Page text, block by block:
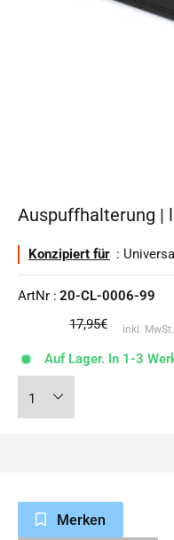
Auspuffhalterung |
Konzipiert für : Universal
ArtNr : 20-CL-0006-99
Normalpreis
17,95€ inkl.
Auf Lager. In 1-3
Merken